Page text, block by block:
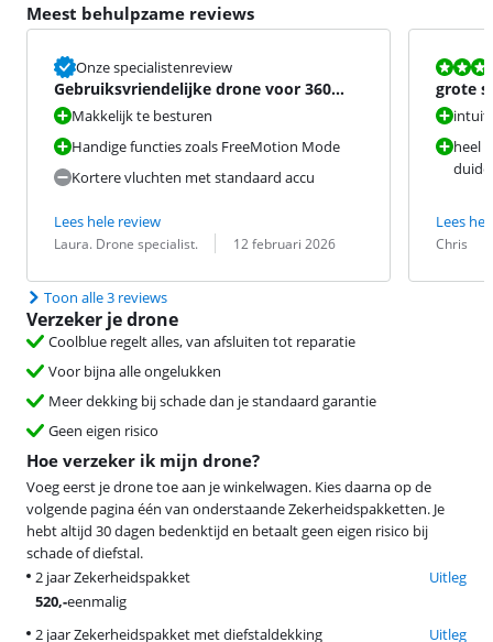
Meest behulpzame reviews
Onze specialistenreview
Gebruiksvriendelijke drone voor 360
graden beelden.
Makkelijk te besturen
Handige functies zoals FreeMotion Mode
Kortere vluchten met standaard accu
Lees hele review
Beoordeling door:
Laura. Drone specialist.
Datum: 12 februari 2026
grote
vorige
heel
Lees
Chris
Datum:
Toon alle 3 reviews
Verzeker je drone
Coolblue regelt alles, van afsluiten tot reparatie
Voor bijna alle ongelukken
Meer dekking bij schade dan je standaard garantie
Geen eigen risico
Hoe verzeker ik mijn drone?
Voeg eerst je drone toe aan je winkelwagen. Kies daarna op de
volgende pagina één van onderstaande Zekerheidspakketten. Je
hebt altijd 30 dagen bedenktijd en betaalt geen eigen risico bij
schade of diefstal.
2 jaar Zekerheidspakket
Uitleg
520,-eenmalig
2 jaar Zekerheidspakket met diefstaldekking
Uitleg